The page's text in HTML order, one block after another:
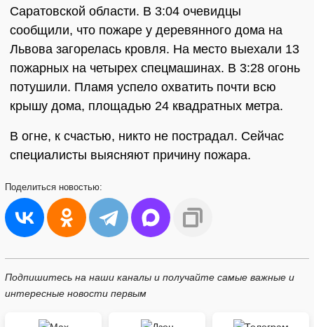
Саратовской области. В 3:04 очевидцы
сообщили, что пожаре у деревянного дома на
Львова загорелась кровля. На место выехали 13
пожарных на четырех спецмашинах. В 3:28 огонь
потушили. Пламя успело охватить почти всю
крышу дома, площадью 24 квадратных метра.
В огне, к счастью, никто не пострадал. Сейчас
специалисты выясняют причину пожара.
Поделиться новостью:
Подпишитесь на наши каналы и получайте самые важные и
интересные новости первым